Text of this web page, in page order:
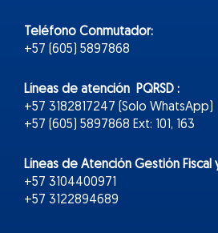
Teléfono Conmutador:
+57 (605) 5897868
Líneas de atención PQRSD :
+57 3182817247 (Solo WhatsApp)
+57 (605) 5897868 Ext: 101, 163
Líneas de Atención Gestión Fiscal
+57 3104400971
+57 3122894689